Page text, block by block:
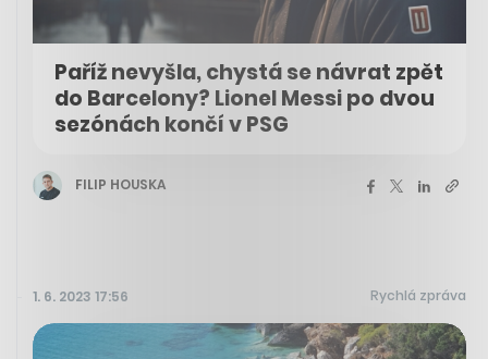
Paříž nevyšla, chystá se návrat zpět
do Barcelony? Lionel Messi po dvou
sezónách končí v PSG
FILIP HOUSKA
1. 6. 2023 17:56 Rychlá zpráva